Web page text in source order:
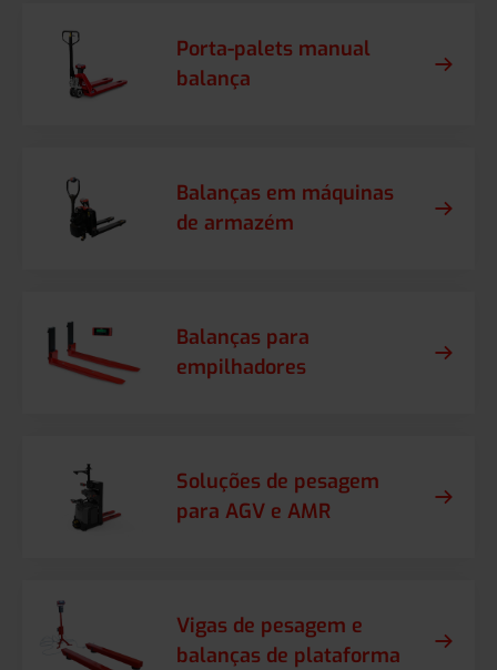
Porta-palets manual
balança
Balanças em máquinas
de armazém
Balanças para
empilhadores
Soluções de pesagem
para AGV e AMR
Vigas de pesagem e
balanças de plataforma